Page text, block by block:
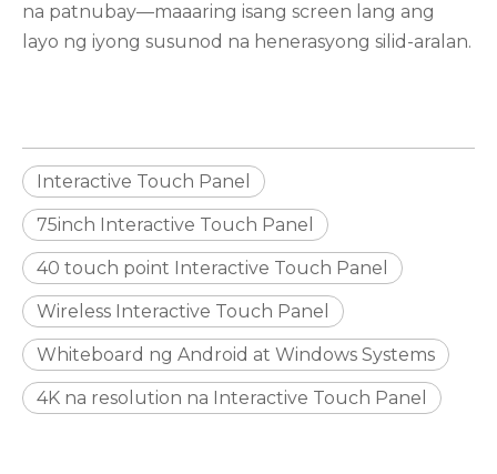
na patnubay—maaaring isang screen lang ang
layo ng iyong susunod na henerasyong silid-aralan.
Interactive Touch Panel
75inch Interactive Touch Panel
40 touch point Interactive Touch Panel
Wireless Interactive Touch Panel
Whiteboard ng Android at Windows Systems
4K na resolution na Interactive Touch Panel